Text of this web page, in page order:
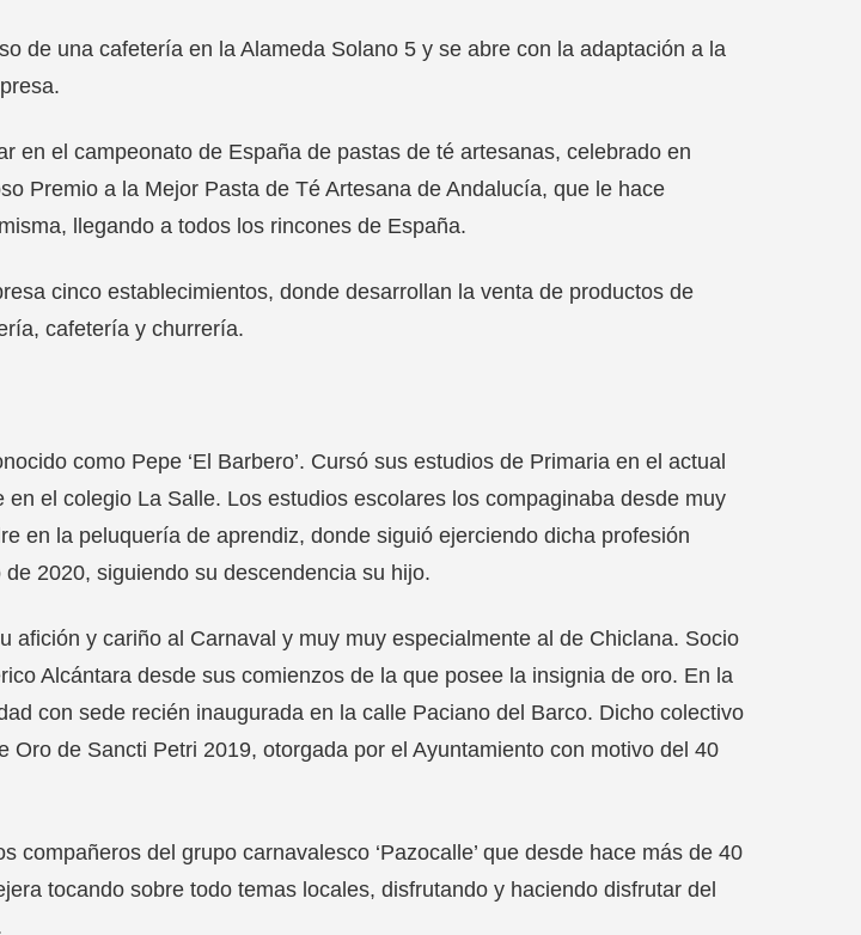
de una cafetería en la Alameda Solano 5 y se abre con la adaptación a la
en el campeonato de España de pastas de té artesanas, celebrado en
Premio a la Mejor Pasta de Té Artesana de Andalucía, que le hace
llegando a todos los rincones de España.
cinco establecimientos, donde desarrollan la venta de productos de
cafetería y churrería.
como Pepe ‘El Barbero’. Cursó sus estudios de Primaria en el actual
en el colegio La Salle. Los estudios escolares los compaginaba desde muy
en la peluquería de aprendiz, donde siguió ejerciendo dicha profesión
2020, siguiendo su descendencia su hijo.
afición y cariño al Carnaval y muy muy especialmente al de Chiclana. Socio
Alcántara desde sus comienzos de la que posee la insignia de oro. En la
con sede recién inaugurada en la calle Paciano del Barco. Dicho colectivo
Oro de Sancti Petri 2019, otorgada por el Ayuntamiento con motivo del 40
compañeros del grupo carnavalesco ‘Pazocalle’ que desde hace más de 40
tocando sobre todo temas locales, disfrutando y haciendo disfrutar del